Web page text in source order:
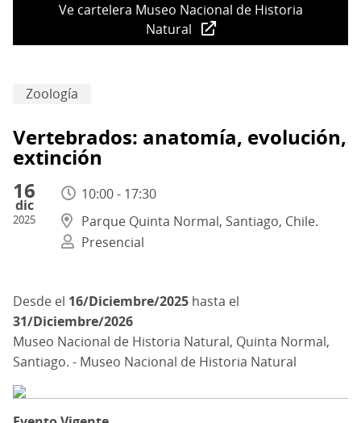
Ve cartelera Museo Nacional de Historia
Natural
Zoología
Vertebrados: anatomía, evolución,
extinción
16
dic
2025
10:00 - 17:30
Parque Quinta Normal, Santiago, Chile.
Presencial
16/Diciembre/2025 hasta el
31/Diciembre/2026
Museo Nacional de Historia Natural, Quinta Normal,
Santiago. - Museo Nacional de Historia Natural